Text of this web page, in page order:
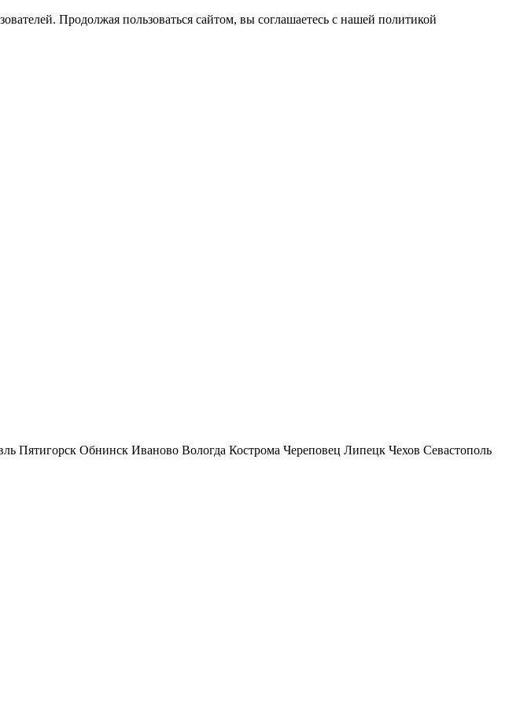
Продолжая пользоваться сайтом, вы соглашаетесь с нашей политикой
Пятигорск Обнинск Иваново Вологда Кострома Череповец Липецк Чехов Севастополь